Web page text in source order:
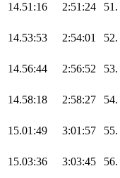
14.51:16 2:51:24 51.
14.53:53 2:54:01 52.
14.56:44 2:56:52 53.
14.58:18 2:58:27 54.
15.01:49 3:01:57 55.
15.03:36 3:03:45 56.